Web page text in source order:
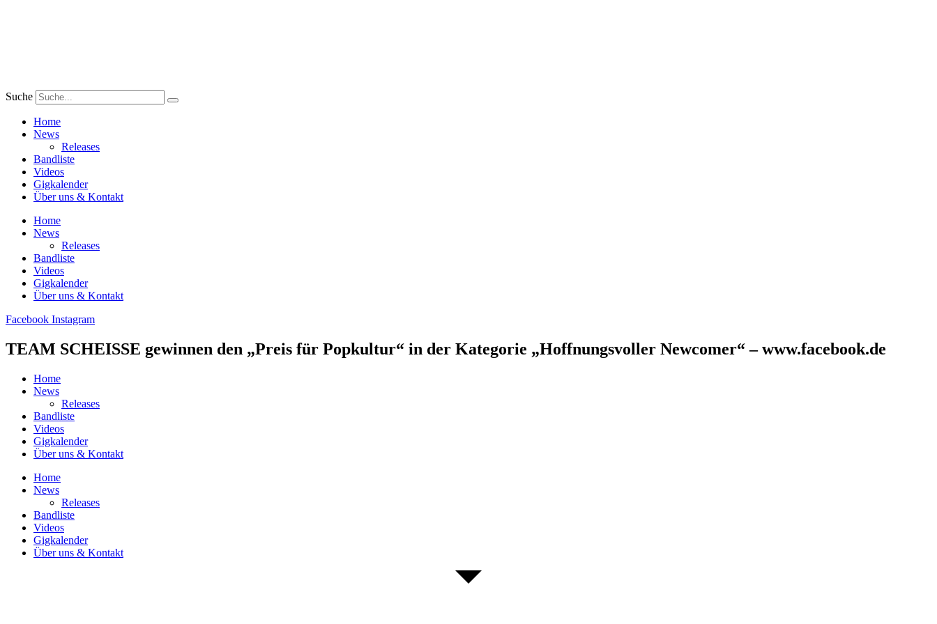
Suche
Home
News
Releases
Bandliste
Videos
Gigkalender
Über uns & Kontakt
Home
News
Releases
Bandliste
Videos
Gigkalender
Über uns & Kontakt
Facebook Instagram
TEAM SCHEISSE gewinnen den „Preis für Popkultur“ in der Kategorie „Hoffnungsvoller Newcomer“ – www.facebook.de
Home
News
Releases
Bandliste
Videos
Gigkalender
Über uns & Kontakt
Home
News
Releases
Bandliste
Videos
Gigkalender
Über uns & Kontakt